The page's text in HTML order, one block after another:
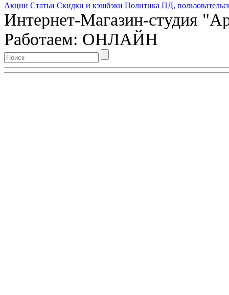
Акции Статьи Скидки и кэшбэки Политика ПД,
Интернет-Магазин-студия
Работаем: ОНЛАЙН